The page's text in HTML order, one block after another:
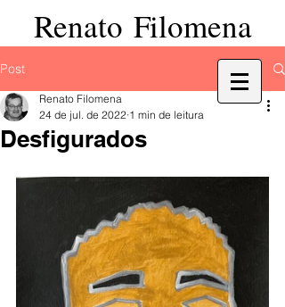
Renato Filomena
Post
Desfigurados
Renato Filomena
24 de jul. de 2022 1 min de leitura